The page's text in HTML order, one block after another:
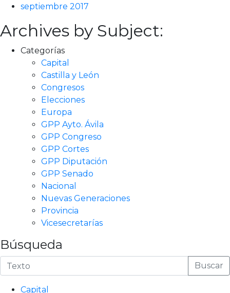
septiembre 2017
Archives by Subject:
Categorías
Capital
Castilla y León
Congresos
Elecciones
Europa
GPP Ayto. Ávila
GPP Congreso
GPP Cortes
GPP Diputación
GPP Senado
Nacional
Nuevas Generaciones
Provincia
Vicesecretarías
Búsqueda
Buscar
Capital